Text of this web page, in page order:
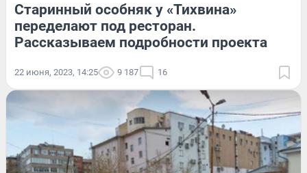
Старинный особняк у «Тихвина»
переделают под ресторан.
Рассказываем подробности проекта
22 июня, 2023, 14:25 9 187 16